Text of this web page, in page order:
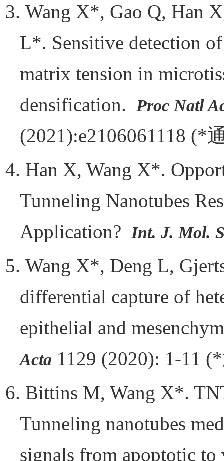
3. Wang X*, Gao Q, Han
L*. Sensitive detection
matrix tension in
densification. Proc Natl
(2021):e2106061118 (*
4. Han X, Wang X*.
Tunneling Nanotubes
Application? Int. J. Mol.
5. Wang X*, Deng L,
differential capture of
epithelial and
Acta 1129 (2020): 1-11 (*
6. Bittins M, Wang X*.
Tunneling nanotubes
signals from apoptotic